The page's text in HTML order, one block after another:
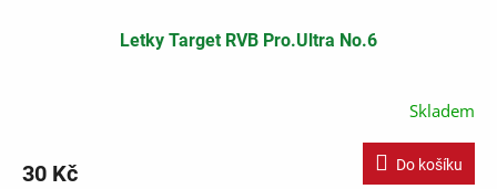
Letky Target RVB Pro.Ultra No.6
Skladem
30 Kč Do košíku